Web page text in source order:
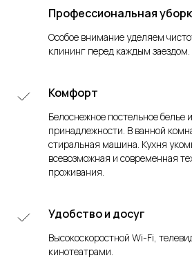
Профессиональная
Особое внимание уделяем
клининг перед каждым заездом.
Комфорт
Белоснежное постельное белье
принадлежности. В ванной
стиральная машина. Кухня
всевозможная и современная
проживания.
Удобство и досуг
Высокоскоростной Wi-Fi,
кинотеатрами.